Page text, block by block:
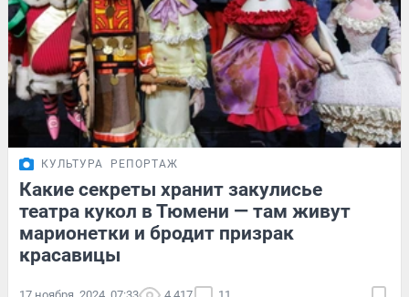
КУЛЬТУРА РЕПОРТАЖ
Какие секреты хранит закулисье
театра кукол в Тюмени — там живут
марионетки и бродит призрак
красавицы